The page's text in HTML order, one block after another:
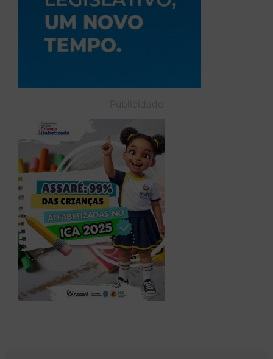
Publicidade